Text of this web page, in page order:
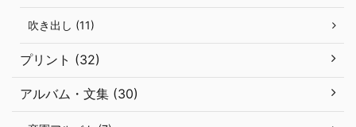
吹き出し (11)
プリント (32)
アルバム・文集 (30)